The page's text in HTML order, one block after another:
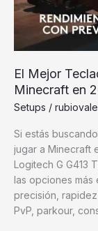
El Mejor
Minecraft en
Setups /
Si estás
jugar a Minecraft
Logitech G G413
las opciones más
precisión,
PvP, parkour,